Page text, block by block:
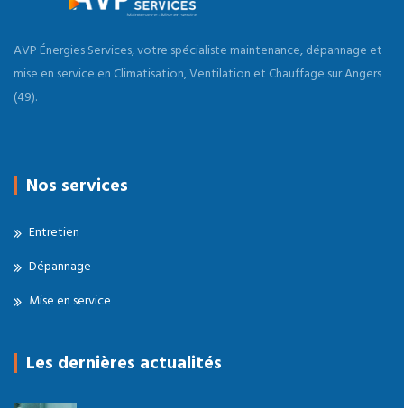
AVP Énergies Services, votre spécialiste maintenance, dépannage et
mise en service en Climatisation, Ventilation et Chauffage sur Angers
(49).
Nos services
Entretien
Dépannage
Mise en service
Les dernières actualités